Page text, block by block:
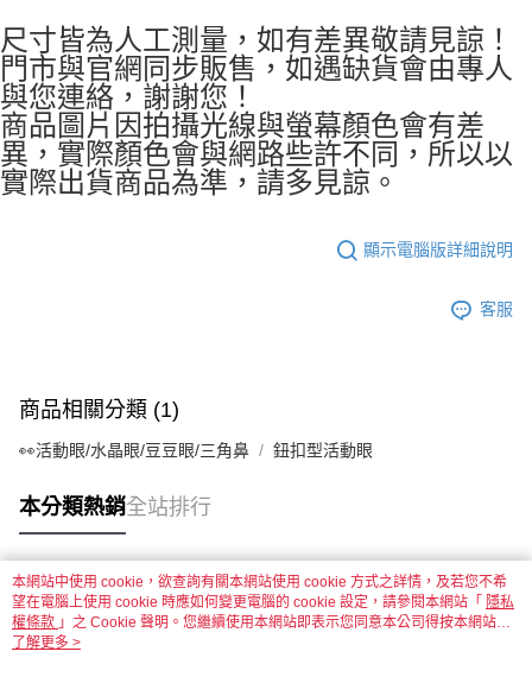
付款後7-11取貨
每筆NT$60，滿NT$1,500(含以上)免運費
宅配 新竹物流
每筆NT$130，滿NT$2,000(含以上)免運費
國家/地區配送-香港(順豐快遞)
尺寸皆為人工測量，如有差異敬請見諒！
門市與官網同步販售，如遇缺貨會由專人
與您連絡，謝謝您！
商品圖片因拍攝光線與螢幕顏色會有差
異，實際顏色會與網路些許不同，所以以
實際出貨商品為準，請多見諒。
顯示電腦版詳細說明
客服
商品相關分類 (1)
👀活動眼/水晶眼/豆豆眼/三角鼻 鈕扣型活動眼
本分類熱銷全站排行
熱門標籤
本網站中使用 cookie，欲查詢有關本網站使用 cookie 方式之詳情，及若您不希
望在電腦上使用 cookie 時應如何變更電腦的 cookie 設定，請參閱本網站「 隱私
權條款 」之 Cookie 聲明。您繼續使用本網站即表示您同意本公司得按本網站使
用條款之 Cookie 聲明使用 cookie。
了解更多 >